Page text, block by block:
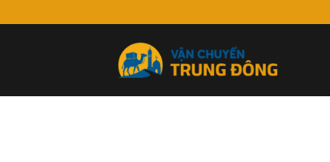
to